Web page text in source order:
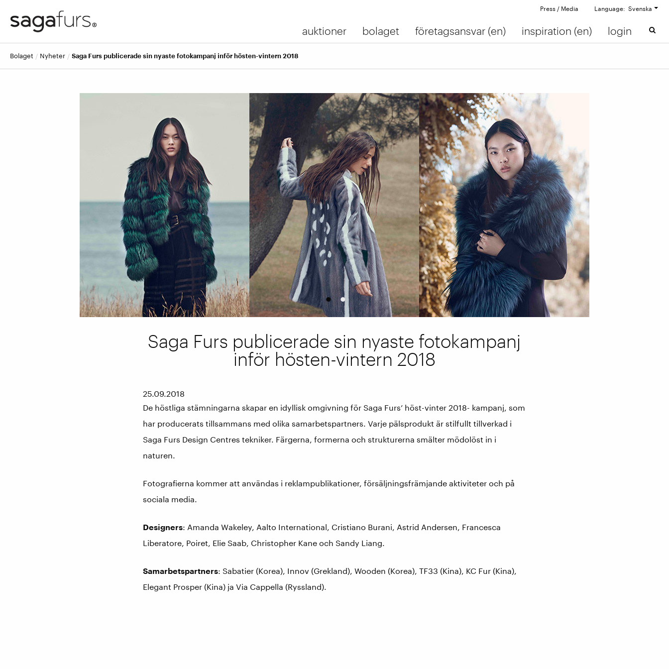
Press / Media Language: Svenska
auktioner bolaget företagsansvar (en) inspiration (en) login
bolaget nyheter Saga Furs publicerade sin nyaste fotokampanj inför hösten-vintern 2018
1 2
Saga Furs publicerade sin nyaste fotokampanj
inför hösten-vintern 2018
25.09.2018
De höstliga stämningarna skapar en idyllisk omgivning för Saga Furs’ höst-vinter 2018- kampanj, som
har producerats tillsammans med olika samarbetspartners. Varje pälsprodukt är stilfullt tillverkad i
Saga Furs Design Centres tekniker. Färgerna, formerna och strukturerna smälter mödolöst in i
naturen.
Fotografierna kommer att användas i reklampublikationer, försäljningsfrämjande aktiviteter och på
sociala media.
Designers: Amanda Wakeley, Aalto International, Cristiano Burani, Astrid Andersen, Francesca
Liberatore, Poiret, Elie Saab, Christopher Kane och Sandy Liang.
Samarbetspartners: Sabatier (Korea), Innov (Grekland), Wooden (Korea), TF33 (Kina), KC Fur (Kina),
Elegant Prosper (Kina) ja Via Cappella (Ryssland).